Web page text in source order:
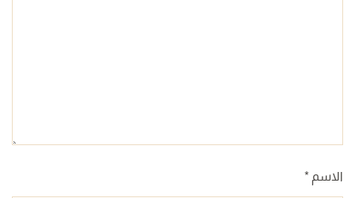
الاسم *